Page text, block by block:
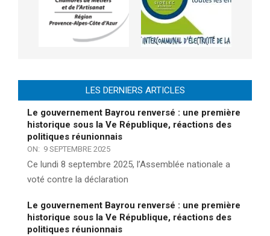
LES DERNIERS ARTICLES
Le gouvernement Bayrou renversé : une première
historique sous la Ve République, réactions des
politiques réunionnais
ON: 9 SEPTEMBRE 2025
Ce lundi 8 septembre 2025, l’Assemblée nationale a
voté contre la déclaration
Le gouvernement Bayrou renversé : une première
historique sous la Ve République, réactions des
politiques réunionnais